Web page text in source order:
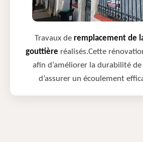
Travaux de remplacement de
gouttière réalisés.Cette
afin d’améliorer la durabilité
d’assurer un écoulement